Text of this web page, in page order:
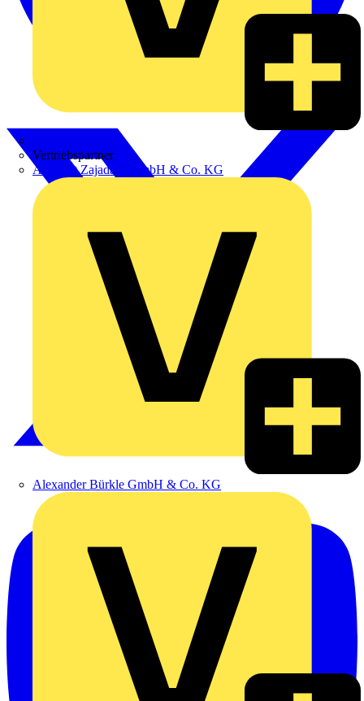
Vertriebspartner
Adalbert Zajadacz GmbH & Co. KG
Alexander Bürkle GmbH & Co. KG